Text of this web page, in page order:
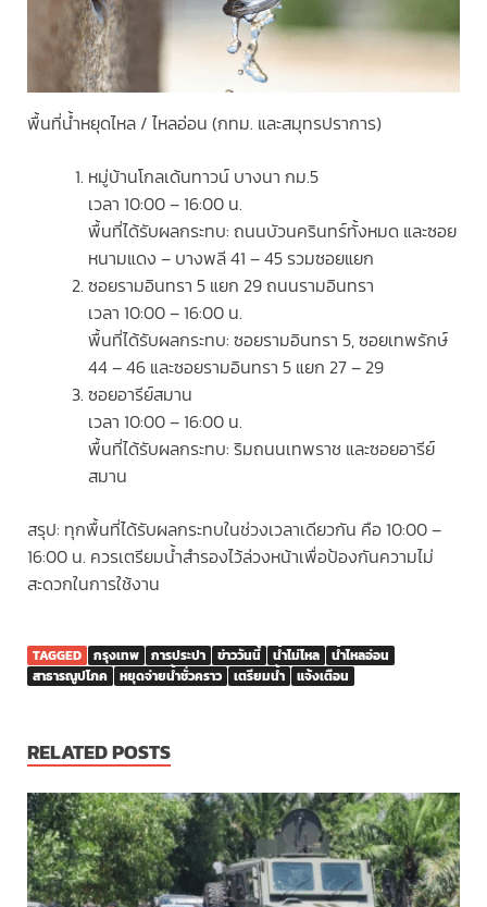
พื้นที่น้ำหยุดไหล / ไหลอ่อน (กทม. และสมุทรปราการ)
หมู่บ้านโกลเด้นทาวน์ บางนา กม.5
เวลา 10:00 – 16:00 น.
พื้นที่ได้รับผลกระทบ: ถนนบัวนครินทร์ทั้งหมด และซอย
หนามแดง – บางพลี 41 – 45 รวมซอยแยก
ซอยรามอินทรา 5 แยก 29 ถนนรามอินทรา
เวลา 10:00 – 16:00 น.
พื้นที่ได้รับผลกระทบ: ซอยรามอินทรา 5, ซอยเทพรักษ์
44 – 46 และซอยรามอินทรา 5 แยก 27 – 29
ซอยอารีย์สมาน
เวลา 10:00 – 16:00 น.
พื้นที่ได้รับผลกระทบ: ริมถนนเทพราช และซอยอารีย์
สมาน
สรุป: ทุกพื้นที่ได้รับผลกระทบในช่วงเวลาเดียวกัน คือ 10:00 –
16:00 น. ควรเตรียมน้ำสำรองไว้ล่วงหน้าเพื่อป้องกันความไม่
สะดวกในการใช้งาน
TAGGED กรุงเทพ การประปา ข่าววันนี้ น้ำไม่ไหล
น้ำไหลอ่อน
สาธารณูปโภค
หยุดจ่ายน้ำชั่วคราว เตรียมน้ำ แจ้งเตือน
RELATED POSTS